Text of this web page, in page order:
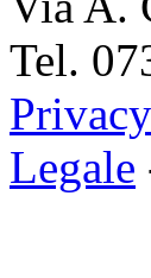
Tel.
Legale